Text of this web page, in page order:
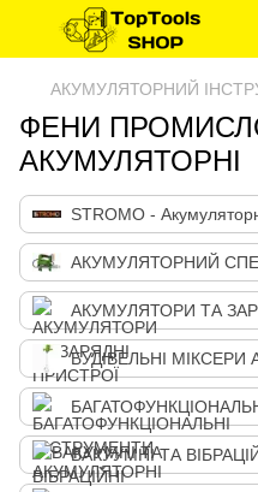
АКУМУЛЯТОРНИЙ
ФЕНИ
АКУМУЛЯТОРНІ
STROMO -
АКУМУЛЯТОРНИЙ
АКУМУЛЯТОРИ ТА
БУДІВЕЛЬНІ МІКСЕРИ